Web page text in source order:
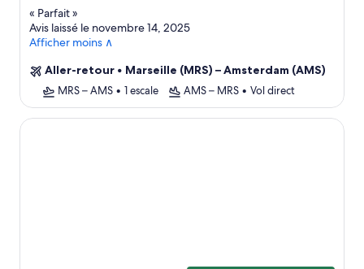
« Parfait»
Avis laissé le novembre 14, 2025
Afficher moins ∧
Aller-retour • Marseille (MRS) – Amsterdam (AMS)
MRS – AMS • 1 escale AMS – MRS • Vol direct
Apartment by the Beach With Sea Views